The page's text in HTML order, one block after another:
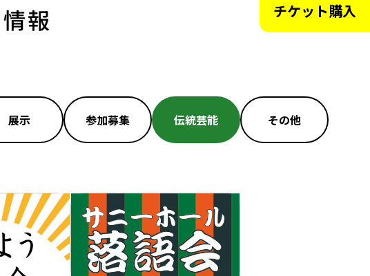
チケット購入
報
展示 参加募集 伝統芸能 その他